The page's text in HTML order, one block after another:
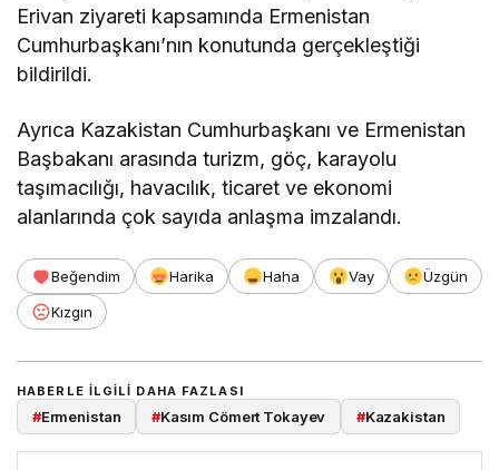
Erivan ziyareti kapsamında Ermenistan
Cumhurbaşkanı’nın konutunda gerçekleştiği
bildirildi.
Ayrıca Kazakistan Cumhurbaşkanı ve Ermenistan
Başbakanı arasında turizm, göç, karayolu
taşımacılığı, havacılık, ticaret ve ekonomi
alanlarında çok sayıda anlaşma imzalandı.
Beğendim Harika Haha Vay
Üzgün
Kızgın
HABERLE ILGILI DAHA FAZLASI
#Ermenistan #Kasım Cömert Tokayev #Kazakistan